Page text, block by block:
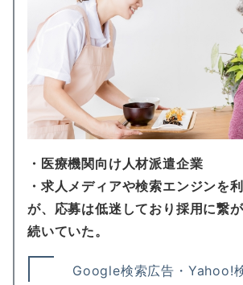
・医療機関向け人材派遣企業
・求人メディアや検索エンジンを
が、応募は低迷しており採用に繋
続いていた。
Google検索広告・Yahoo!